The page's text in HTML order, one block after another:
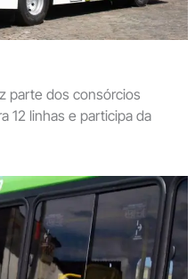
parte dos consórcios
12 linhas e participa da